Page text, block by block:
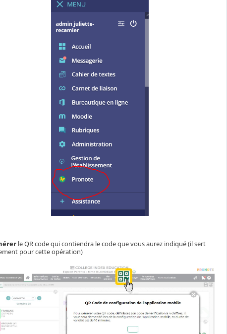
le QR code qui contiendra le code que vous aurez indiqué (il sert
pour cette opération)